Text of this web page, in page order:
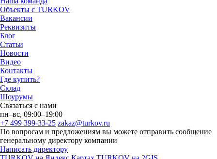
Объекты с TURKOV
Вакансии
Реквизиты
Блог
Статьи
Новости
Видео
Контакты
Где купить?
Склад
Шоурумы
Связаться с нами
пн–вс, 09:00–19:00
+7 499 399-33-25 zakaz@turkov.ru
По вопросам и предложениям вы можете отправить сообщение
генеральному директору компании
Написать директору